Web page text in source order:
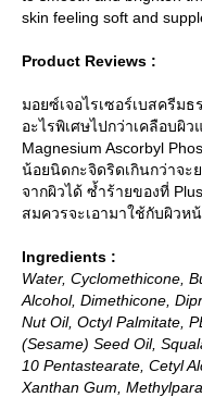
skin feeling soft and
Product Reviews :
มอยซ์เจอไรเซอร์เบสครีม
อะไรพิเศษไปกว่าเคลือบ
Magnesium Ascorbyl
น้อยนิดกะจิดริดเกินกว่าจะ
จากผิวได้ ซ้ำร้ายของที่
สมควรจะเอามาใช้กับผิว
Ingredients :
Water, Cyclomethicone,
Alcohol, Dimethicone,
Nut Oil, Octyl Palmitate,
(Sesame) Seed Oil,
10 Pentastearate, Cetyl
Xanthan Gum,